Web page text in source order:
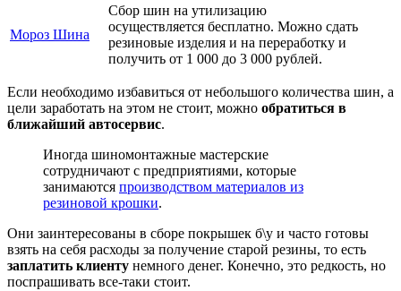
Мороз Шина
Сбор шин на утилизацию
осуществляется бесплатно. Можно сдать
резиновые изделия и на переработку и
получить от 1 000 до 3 000 рублей.
Если необходимо избавиться от небольшого количества шин, а
цели заработать на этом не стоит, можно обратиться в
ближайший автосервис.
Иногда шиномонтажные мастерские
сотрудничают с предприятиями, которые
занимаются производством материалов из
резиновой крошки.
Они заинтересованы в сборе покрышек б\у и часто готовы
взять на себя расходы за получение старой резины, то есть
заплатить клиенту немного денег. Конечно, это редкость, но
поспрашивать все-таки стоит.